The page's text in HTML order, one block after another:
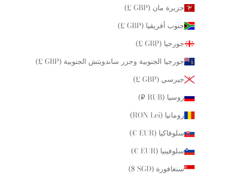
جزيرة مان (GBP £)
جنوب أفريقيا (GBP £)
جورجيا (GBP £)
جورجيا الجنوبية وجزر ساندويتش الجنوبية (GBP £)
جيرسي (GBP £)
روسيا (RUB ₽)
رومانيا (RON Lei)
سلوفاكيا (EUR €)
سلوفينيا (EUR €)
سنغافورة (SGD $)